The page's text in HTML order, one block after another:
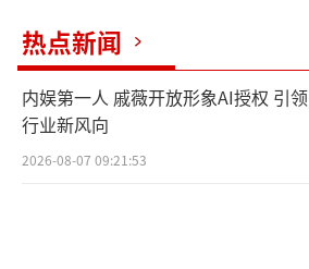
热点新闻
内娱第一人 戚薇开放形象AI授权 引领
行业新风向
2026-08-07 09:21:53